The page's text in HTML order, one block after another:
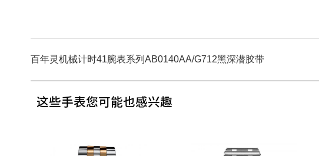
百年灵机械计时41腕表系列AB0140AA/G712黑深潜胶带
这些手表您可能也感兴趣